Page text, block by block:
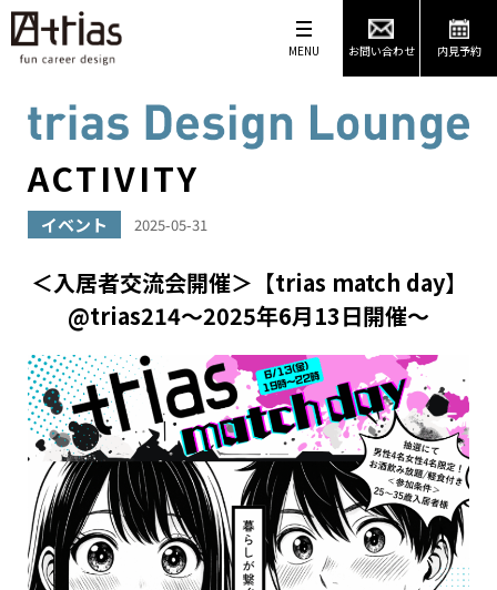
MENU お問い合わせ 内見予約
ACTIVITY
イベント 2025-05-31
＜入居者交流会開催＞【trias match day】
@trias214～2025年6月13日開催～